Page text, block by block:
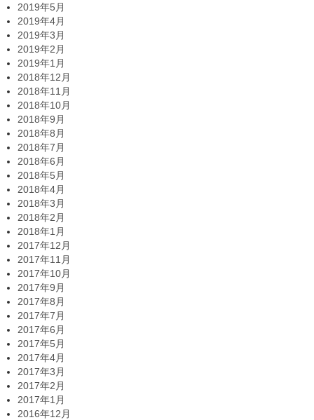
2019年5月
2019年4月
2019年3月
2019年2月
2019年1月
2018年12月
2018年11月
2018年10月
2018年9月
2018年8月
2018年7月
2018年6月
2018年5月
2018年4月
2018年3月
2018年2月
2018年1月
2017年12月
2017年11月
2017年10月
2017年9月
2017年8月
2017年7月
2017年6月
2017年5月
2017年4月
2017年3月
2017年2月
2017年1月
2016年12月